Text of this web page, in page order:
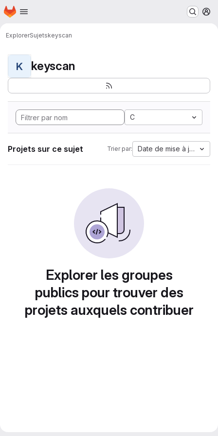
Passer au contenu principal
Page d'accueil
ExplorerSujetskeyscan
K keyscan
C
Projets sur ce sujet Trier par: Date de mise à jour
Explorer les groupes
publics pour trouver des
projets auxquels contribuer